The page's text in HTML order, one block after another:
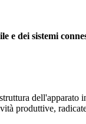
e dei sistemi
dell'apparato
radicate